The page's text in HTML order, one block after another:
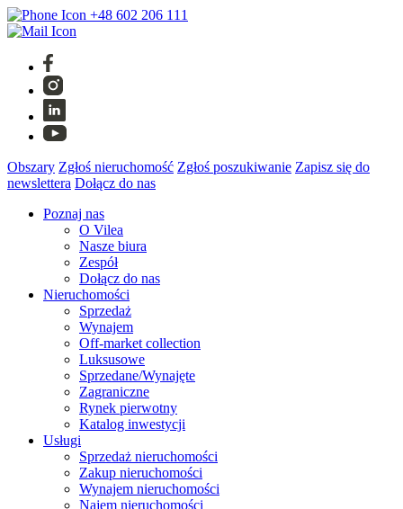
+48 602 206 111
Obszary Zgłoś nieruchomość Zgłoś poszukiwanie Zapisz się do
newslettera Dołącz do nas
Poznaj nas
O Vilea
Nasze biura
Zespół
Dołącz do nas
Nieruchomości
Sprzedaż
Wynajem
Off-market collection
Luksusowe
Sprzedane/Wynajęte
Zagraniczne
Rynek pierwotny
Katalog inwestycji
Usługi
Sprzedaż nieruchomości
Zakup nieruchomości
Wynajem nieruchomości
Najem nieruchomości